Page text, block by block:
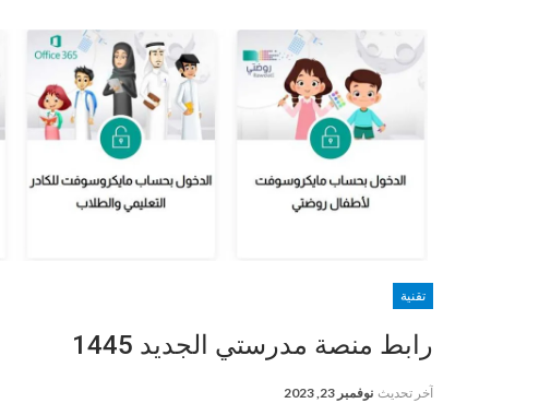
تقنية
رابط منصة مدرستي الجديد 1445
آخر تحديث نوفمبر 23, 2023